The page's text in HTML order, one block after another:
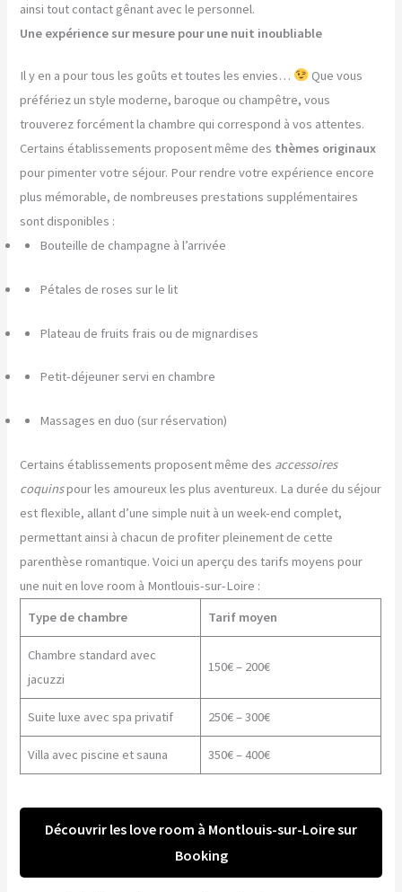
ainsi tout contact gênant avec le personnel.
Une expérience sur mesure pour une nuit inoubliable
Il y en a pour tous les goûts et toutes les envies…
Que vous
préfériez un style moderne, baroque ou champêtre, vous
trouverez forcément la chambre qui correspond à vos attentes.
Certains établissements proposent même des thèmes originaux
pour pimenter votre séjour. Pour rendre votre expérience encore
plus mémorable, de nombreuses prestations supplémentaires
sont disponibles :
Bouteille de champagne à l’arrivée
Pétales de roses sur le lit
Plateau de fruits frais ou de mignardises
Petit-déjeuner servi en chambre
Massages en duo (sur réservation)
Certains établissements proposent même des accessoires
coquinspour les amoureux les plus aventureux. La durée du séjour
est flexible, allant d’une simple nuit à un week-end complet,
permettant ainsi à chacun de profiter pleinement de cette
parenthèse romantique. Voici un aperçu des tarifs moyens pour
une nuit en love room à Montlouis-sur-Loire :
Type de chambre
Tarif moyen
Chambre standard avec
jacuzzi
150€ – 200€
Suite luxe avec spa privatif 250€ – 300€
Villa avec piscine et sauna 350€ – 400€
Découvrir les love room à Montlouis-sur-Loire sur
Booking